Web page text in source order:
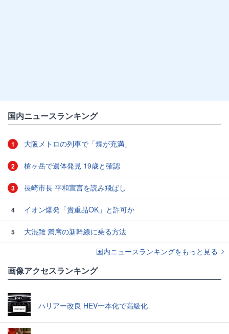
国内ニュースランキング
1 大阪メトロの列車で「煙が充満」
2 槍ヶ岳で遺体発見 19歳と確認
3 長崎市長 平和宣言を読み飛ばし
4 イオン爆発「貴重品OK」と許可か
5
大混雑 満席の新幹線に乗る方法
国内ニュースランキングをもっと見る
画像アクセスランキング
ハリアー改良 HEV一本化で高級化